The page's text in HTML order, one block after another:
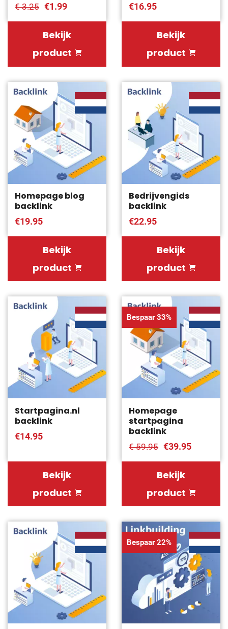
€ 3.25 €1.99
Bekijk
product
€16.95
Bekijk
product
Homepage blog
backlink
€19.95
Bekijk
product
Bedrijvengids
backlink
€22.95
Bekijk
product
Startpagina.nl
backlink
€14.95
Bekijk
product
Bespaar 33%
Homepage
startpagina
backlink
€ 59.95 €39.95
Bekijk
product
Bespaar 22%